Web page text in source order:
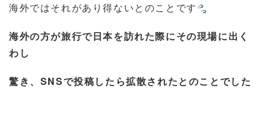
海外ではそれがあり得ないとのことです
海外の方が旅行で日本を訪れた際にその現場に出く
わし
驚き、SNSで投稿したら拡散されたとのことでした